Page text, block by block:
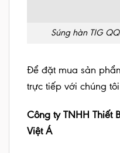
Súng hàn TIG
Để đặt mua sản
trực tiếp với chúng
Công ty TNHH Thiết
Việt Á